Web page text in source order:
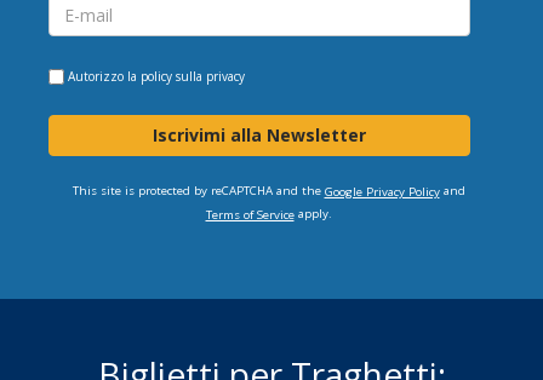
Autorizzo la policy sulla privacy
Iscrivimi alla Newsletter
This site is protected by reCAPTCHA and the Google Privacy Policyand
Terms of Serviceapply.